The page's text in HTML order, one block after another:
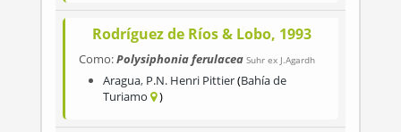
Rodríguez de Ríos & Lobo, 1993
Como:Polysiphonia ferulacea Suhr ex J.Agardh
Aragua, P.N. Henri Pittier Bahía de
Turiamo